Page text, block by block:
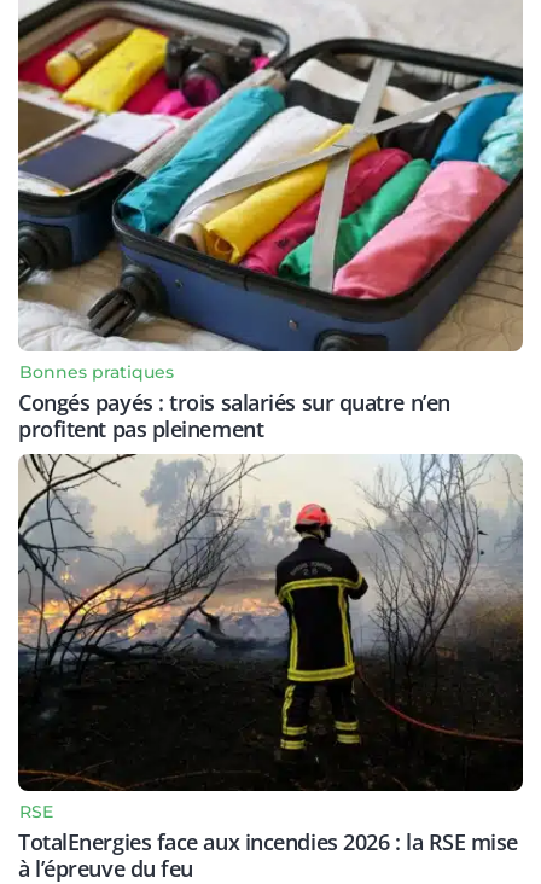
Bonnes pratiques
Congés payés : trois salariés sur quatre n’en
profitent pas pleinement
RSE
TotalEnergies face aux incendies 2026 : la RSE mise
à l’épreuve du feu